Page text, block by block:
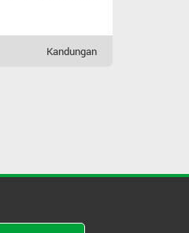
Kandungan